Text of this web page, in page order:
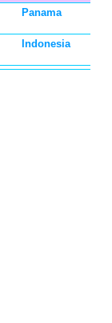
Panama
Indonesia